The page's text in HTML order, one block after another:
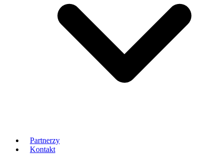
Partnerzy
Kontakt